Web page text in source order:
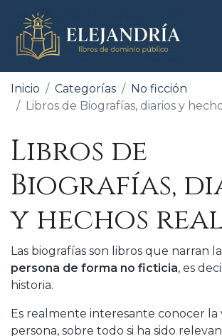
Inicio Categorías
No ficción
Libros de Biografías, diarios y
Libros de
Biografías,
y hechos
Las biografías son libros que narran la
persona de forma no ficticia, es
historia.
Es realmente interesante conocer la
persona, sobre todo si ha sido